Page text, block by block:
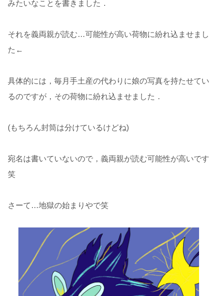
みたいなことを書きました．
それを義両親が読む…可能性が高い荷物に紛れ込ませまし
た←
具体的には，毎月手土産の代わりに娘の写真を持たせてい
るのですが，その荷物に紛れ込ませました．
(もちろん封筒は分けているけどね)
宛名は書いていないので，義両親が読む可能性が高いです
笑
さーて…地獄の始まりやで笑